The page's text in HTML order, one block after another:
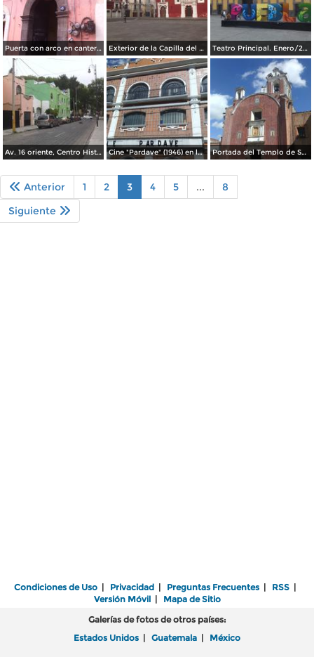
Puerta con arco en cantera, Centro Histórico. Enero/2016 Exterior de la Capilla del Rosario, siglo XVII. Enero/2016 Teatro Principal. Enero/2016
Av. 16 oriente, Centro Histórico. Enero/2016 Cine "Pardave" (1946) en la Av 16 oriente. Enero/2016 Portada del Templo de San Antonio de Padua. Enero/2016
Anterior 1 2 3 4 5 ...
8
Siguiente
Condiciones de Uso | Privacidad | Preguntas Frecuentes | RSS |
Versión Móvil| Mapa de Sitio
Galerías de fotos de otros países:
Estados Unidos | Guatemala | México